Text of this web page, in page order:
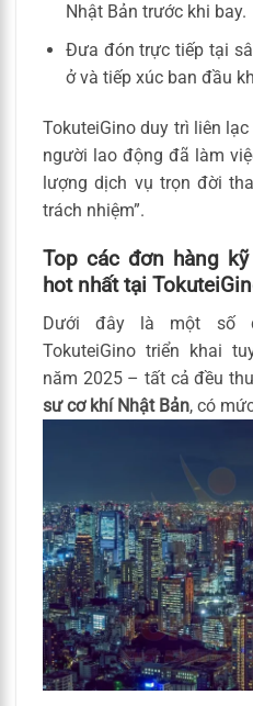
Nhật Bản trước khi bay.
Đưa đón trực tiếp tại
ở và tiếp xúc ban đầu
TokuteiGino duy trì liên
người lao động đã làm
lượng dịch vụ trọn đời
trách nhiệm”.
Top các đơn hàng
hot nhất tại
Dưới đây là một số
TokuteiGino triển khai
năm 2025 – tất cả đều
sư cơ khí Nhật Bản, có